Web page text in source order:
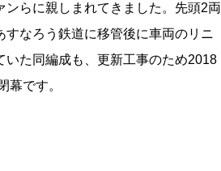
らに親しまれてきました。先頭2両
なろう鉄道に移管後に車両のリニ
いた同編成も、更新工事のため2018
幕です。